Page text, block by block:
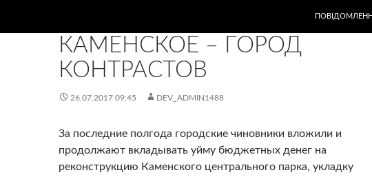
КАМЕНСКОЕ – ГОРОД
КОНТРАСТОВ
26.07.2017 09:45 DEV_ADMIN1488
За последние полгода городские чиновники вложили и
продолжают вкладывать уйму бюджетных денег на
реконструкцию Каменского центрального парка, укладку